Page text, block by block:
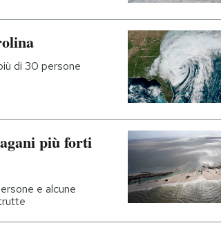
di 30 persone
più forti
e alcune